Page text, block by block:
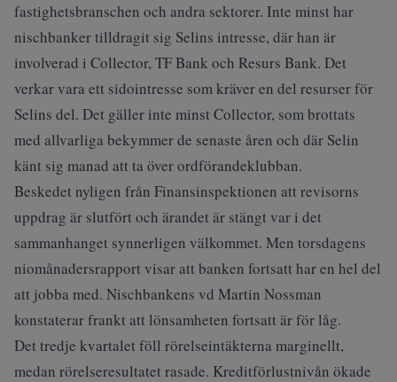
fastighetsbranschen och andra sektorer. Inte minst har
nischbanker tilldragit sig Selins intresse, där han är
involverad i Collector, TF Bank och Resurs Bank. Det
verkar vara ett sidointresse som kräver en del resurser för
Selins del. Det gäller inte minst Collector, som brottats
med allvarliga bekymmer de senaste åren och där Selin
känt sig manad att ta över ordförandeklubban.
Beskedet nyligen från Finansinspektionen att revisorns
uppdrag är slutfört och ärandet är stängt var i det
sammanhanget synnerligen välkommet. Men torsdagens
niomånadersrapport visar att banken fortsatt har en hel del
att jobba med. Nischbankens vd Martin Nossman
konstaterar frankt att lönsamheten fortsatt är för låg.
Det tredje kvartalet föll rörelseintäkterna marginellt,
medan rörelseresultatet rasade. Kreditförlustnivån ökade